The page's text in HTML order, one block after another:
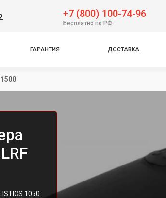
+7 (800) 100-74-96
Бесплатно по РФ
ГАРАНТИЯ ДОСТАВКА
1050